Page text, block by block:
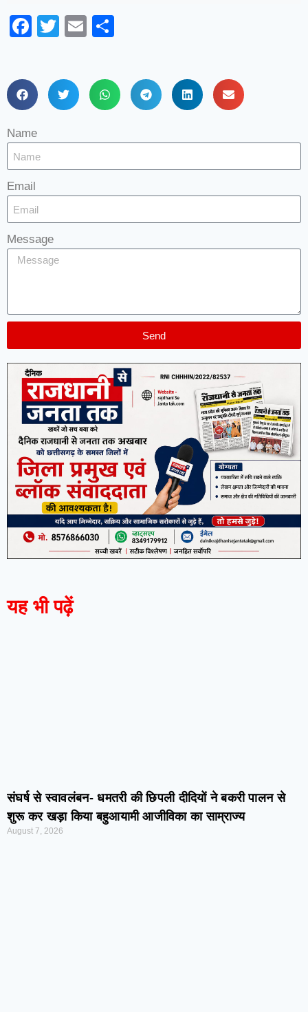
Facebook
TwitterEmail
Name
Email
Message
Send
यह भी पढ़ें
संघर्ष से स्वावलंबन- धमतरी की छिपली दीदियों ने बकरी पालन से
शुरू कर खड़ा किया बहुआयामी आजीविका का साम्राज्य
August 7, 2026